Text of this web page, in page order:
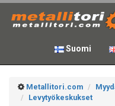
Suomi
Metallitori.com
Levytyökeskukset